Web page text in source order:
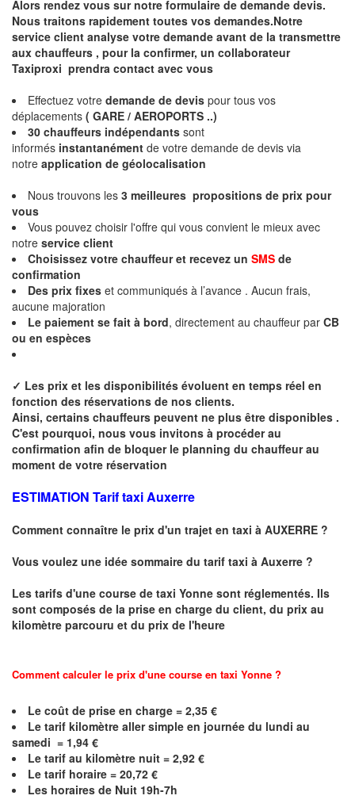
Alors rendez vous sur notre formulaire de demande devis.
Nous traitons rapidement toutes vos demandes.Notre
service client analyse votre demande avant de la transmettre
aux chauffeurs , pour la confirmer, un collaborateur
Taxiproxi prendra contact avec vous
Effectuez votre demande de devis pour tous vos
déplacements ( GARE / AEROPORTS ..)
30 chauffeurs indépendants sont
informés instantanément de votre demande de devis via
notre application de géolocalisation
Nous trouvons les 3 meilleures propositions de prix pour
vous
Vous pouvez choisir l'offre qui vous convient le mieux avec
notre service client
Choisissez votre chauffeur et recevez un SMS de
confirmation
Des prix fixes et communiqués à l’avance . Aucun frais,
aucune majoration
Le paiement se fait à bord, directement au chauffeur par CB
ou en espèces
✓ Les prix et les disponibilités évoluent en temps réel en
fonction des réservations de nos clients.
Ainsi, certains chauffeurs peuvent ne plus être disponibles .
C'est pourquoi, nous vous invitons à procéder au
confirmation afin de bloquer le planning du chauffeur au
moment de votre réservation
ESTIMATION Tarif taxi Auxerre
Comment connaître le prix d'un trajet en taxi à AUXERRE ?
Vous voulez une idée sommaire du tarif taxi à Auxerre ?
Les tarifs d'une course de taxi Yonne sont réglementés. Ils
sont composés de la prise en charge du client, du prix au
kilomètre parcouru et du prix de l'heure
Comment calculer le prix d'une course en taxi Yonne ?
Le coût de prise en charge = 2,35 €
Le tarif kilomètre aller simple en journée du lundi au
samedi = 1,94 €
Le tarif au kilomètre nuit = 2,92 €
Le tarif horaire = 20,72 €
Les horaires de Nuit 19h-7h